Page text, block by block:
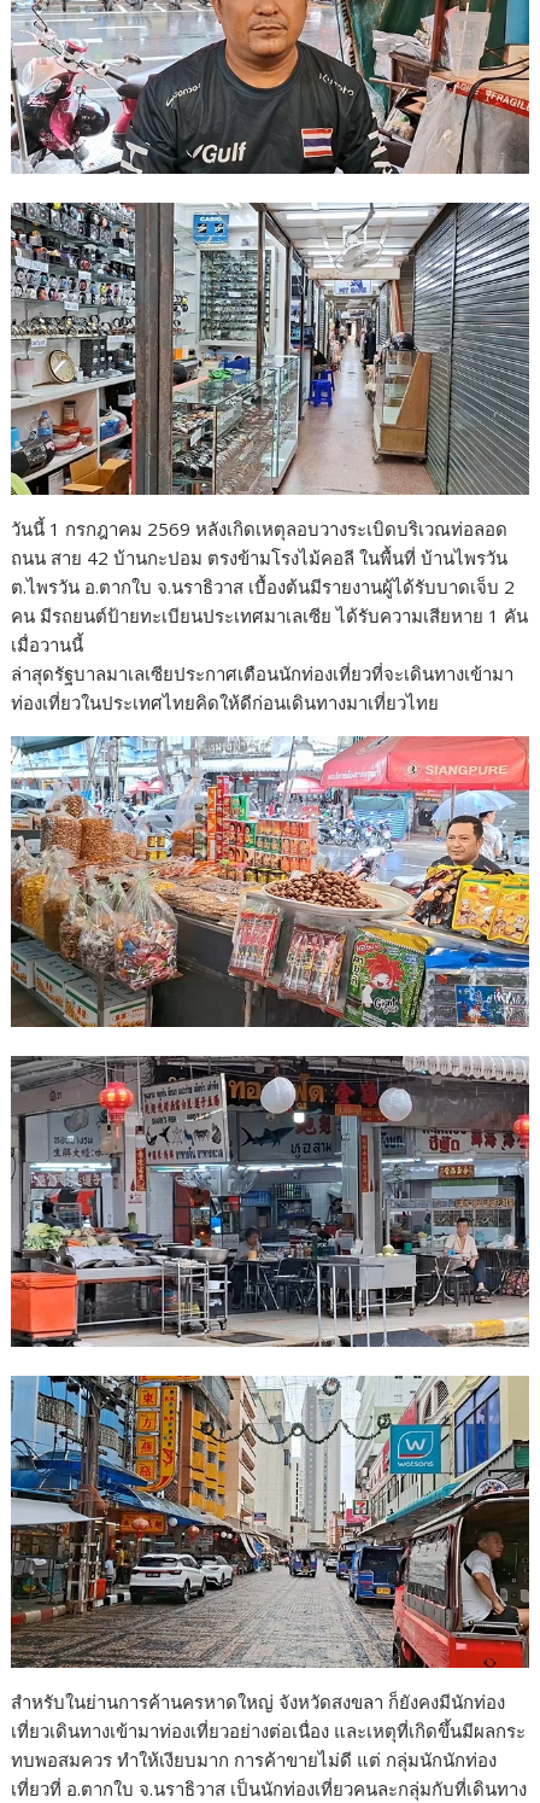
วันนี้ 1 กรกฎาคม 2569 หลังเกิดเหตุลอบวางระเบิดบริเวณท่อลอด
ถนน สาย 42 บ้านกะปอม ตรงข้ามโรงไม้คอลี ในพื้นที่ บ้านไพรวัน
ต.ไพรวัน อ.ตากใบ จ.นราธิวาส เบื้องต้นมีรายงานผู้ได้รับบาดเจ็บ 2
คน มีรถยนต์ป้ายทะเบียนประเทศมาเลเซีย ได้รับความเสียหาย 1 คัน
เมื่อวานนี้
ล่าสุดรัฐบาลมาเลเซียประกาศเตือนนักท่องเที่ยวที่จะเดินทางเข้ามา
ท่องเที่ยวในประเทศไทยคิดให้ดีก่อนเดินทางมาเที่ยวไทย
สำหรับในย่านการค้านครหาดใหญ่ จังหวัดสงขลา ก็ยังคงมีนักท่อง
เที่ยวเดินทางเข้ามาท่องเที่ยวอย่างต่อเนื่อง และเหตุที่เกิดขึ้นมีผลกระ
ทบพอสมควร ทำให้เงียบมาก การค้าขายไม่ดี แต่ กลุ่มนักนักท่อง
เที่ยวที่ อ.ตากใบ จ.นราธิวาส เป็นนักท่องเที่ยวคนละกลุ่มกับที่เดินทาง